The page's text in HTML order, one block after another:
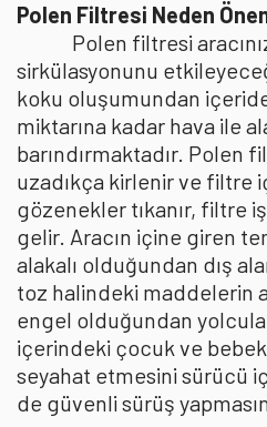
Polen Filtresi Neden
Polen filtresi
sirkülasyonunu
koku oluşumundan
miktarına kadar hava ile
barındırmaktadır. Polen
uzadıkça kirlenir ve filtre
gözenekler tıkanır, filtre
gelir. Aracın içine giren
alakalı olduğundan dış
toz halindeki maddelerin
engel olduğundan
içerindeki çocuk ve
seyahat etmesini sürücü
de güvenli sürüş